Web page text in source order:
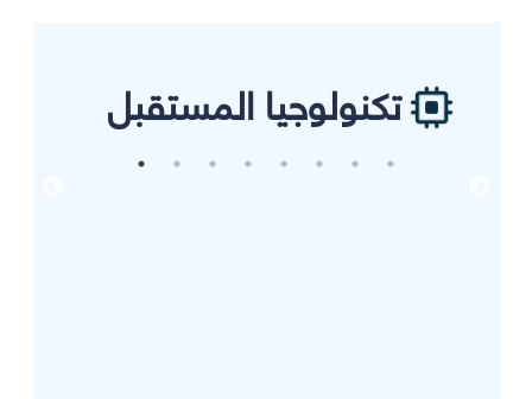
تكنولوجيا المستقبل